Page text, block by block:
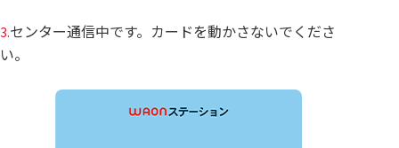
3.センター通信中です。カードを動かさないでくださ
い。